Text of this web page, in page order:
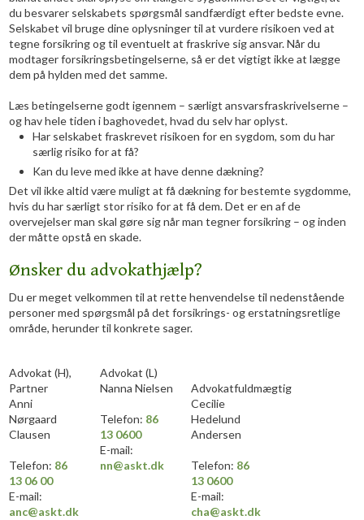
du besvarer selskabets spørgsmål sandfærdigt efter bedste evne.
Selskabet vil bruge dine oplysninger til at vurdere risikoen ved at
tegne forsikring og til eventuelt at fraskrive sig ansvar. Når du
modtager forsikringsbetingelserne, så er det vigtigt ikke at lægge
dem på hylden med det samme.
Læs betingelserne godt igennem – særligt ansvarsfraskrivelserne –
og hav hele tiden i baghovedet, hvad du selv har oplyst.
​Har selskabet fraskrevet risikoen for en sygdom, som du har
særlig risiko for at få?
Kan du leve med ikke at have denne dækning?
Det vil ikke altid være muligt at få dækning for bestemte sygdomme,
hvis du har særligt stor risiko for at få dem. Det er en af de
overvejelser man skal gøre sig når man tegner forsikring – og inden
der måtte opstå en skade.
Ønsker du advokathjælp?
Du er meget velkommen til at rette henvendelse til nedenstående
personer med spørgsmål på det forsikrings- og erstatningsretlige
område, herunder til konkrete sager.
​Advokat (H),
Partner
Anni
Nørgaard
Clausen
T​elefon: 86
13 06 00
E-mail:
anc@askt.dk
Advokat (L)
Nanna Nielsen
​​Telefon: 86
13 0600
E-mail:
nn@askt.dk​
Advokatfuldmægtig
Cecilie
Hedelund
Andersen
​Telefon: 86
13 0600
E-mail:
cha@askt.dk​